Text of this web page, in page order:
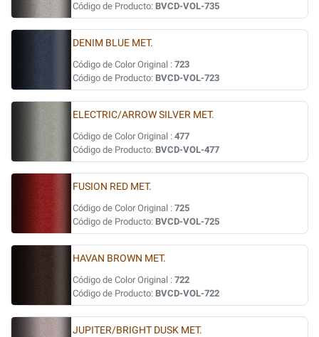
Código de Producto: BVCD-VOL-735
DENIM BLUE MET.
Código de Color Original : 723
Código de Producto: BVCD-VOL-723
ELECTRIC/ARROW SILVER MET.
Código de Color Original : 477
Código de Producto: BVCD-VOL-477
FUSION RED MET.
Código de Color Original : 725
Código de Producto: BVCD-VOL-725
HAVAN BROWN MET.
Código de Color Original : 722
Código de Producto: BVCD-VOL-722
JUPITER/BRIGHT DUSK MET.